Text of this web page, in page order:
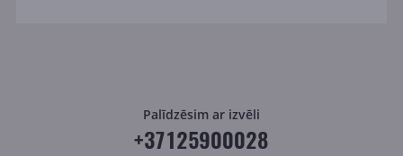
Palīdzēsim ar izvēli
+37125900028